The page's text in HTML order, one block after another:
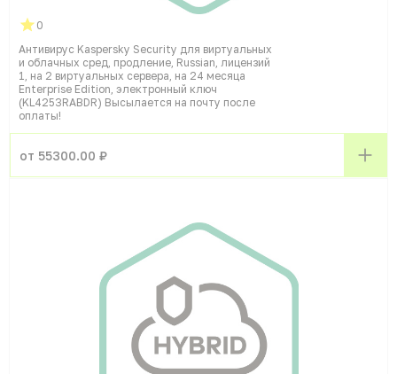
0
Антивирус Kaspersky Security для виртуальных
и облачных сред, продление, Russian, лицензий
1, на 2 виртуальных сервера, на 24 месяца
Enterprise Edition, электронный ключ
(KL4253RABDR) Высылается на почту после
оплаты!
от 55300.00 ₽